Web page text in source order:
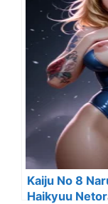
Kaiju No 8
Haikyuu